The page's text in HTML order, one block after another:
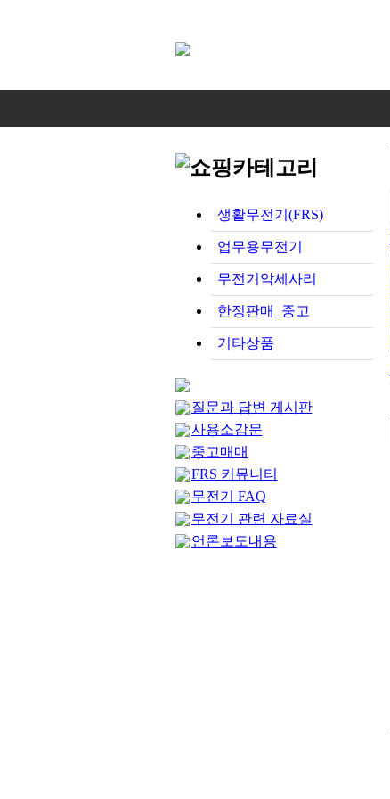
생활무전기(FRS)
업무용무전기
무전기악세사리
한정판매_중고
기타상품
질문과 답변 게시판
사용소감문
중고매매
FRS 커뮤니티
무전기 FAQ
무전기 관련 자료실
언론보도내용